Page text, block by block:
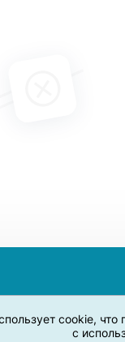
cookie,
с